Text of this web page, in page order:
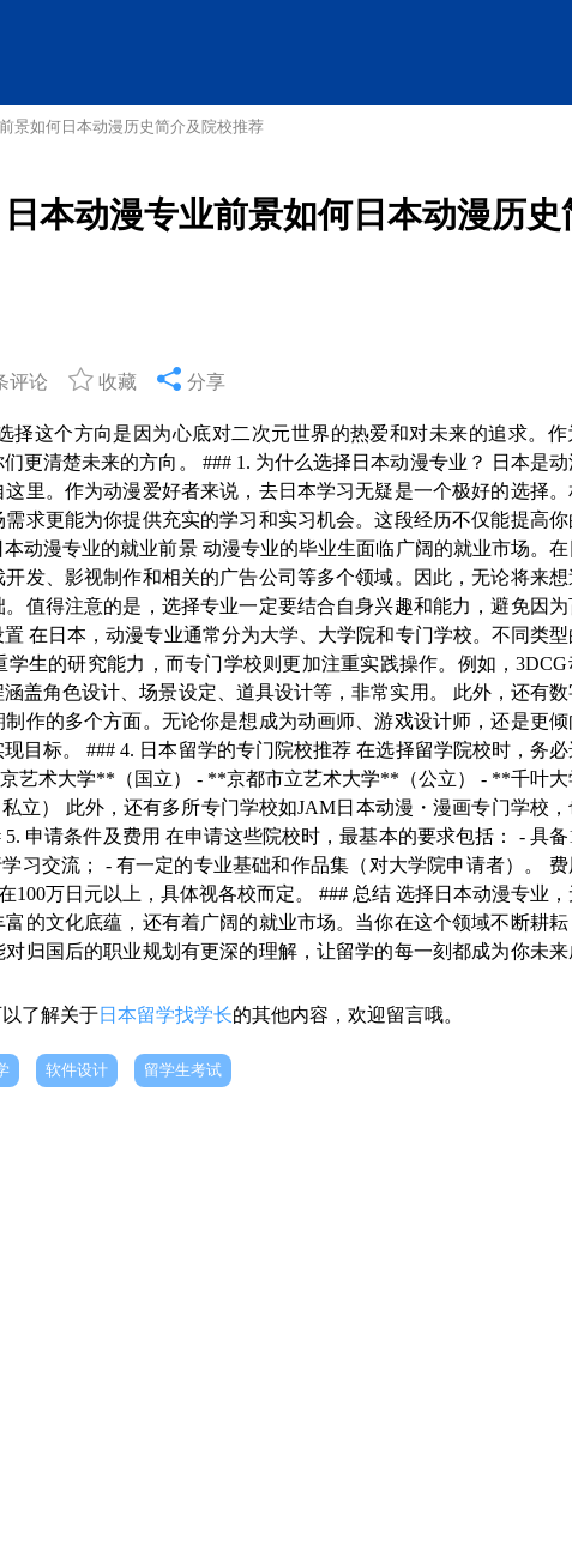
景如何日本动漫历史简介及院校推荐
本动漫专业前景如何日本动漫历史
评论 收藏 分享
择这个方向是因为心底对二次元世界的热爱和对未来的追求。作
更清楚未来的方向。 ### 1. 为什么选择日本动漫专业？ 日本是
里。作为动漫爱好者来说，去日本学习无疑是一个极好的选择
求更能为你提供充实的学习和实习机会。这段经历不仅能提高
动漫专业的就业前景 动漫专业的毕业生面临广阔的就业市场。
发、影视制作和相关的广告公司等多个领域。因此，无论将来
值得注意的是，选择专业一定要结合自身兴趣和能力，避免因
在日本，动漫专业通常分为大学、大学院和专门学校。不同类
生的研究能力，而专门学校则更加注重实践操作。例如，
盖角色设计、场景设定、道具设计等，非常实用。 此外，还有
作的多个方面。无论你是想成为动画师、游戏设计师，还是更
目标。 ### 4. 日本留学的专门院校推荐 在选择留学院校时，务
艺术大学**（国立） - **京都市立艺术大学**（公立） - **千叶
） 此外，还有多所专门学校如JAM日本动漫・漫画专门学校
申请条件及费用 在申请这些院校时，最基本的要求包括： - 具备
习交流； - 有一定的专业基础和作品集（对大学院申请者）。
100万日元以上，具体视各校而定。 ### 总结 选择日本动漫专业
的文化底蕴，还有着广阔的就业市场。当你在这个领域不断耕
归国后的职业规划有更深的理解，让留学的每一刻都成为你未
了解关于日本留学找学长的其他内容，欢迎留言哦。
软件设计 留学生考试